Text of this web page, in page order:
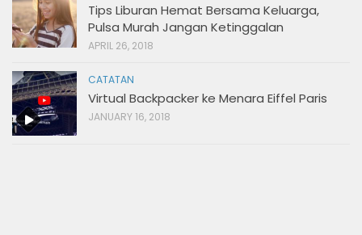
Tips Liburan Hemat Bersama Keluarga,
Pulsa Murah Jangan Ketinggalan
APRIL 26, 2018
CATATAN
Virtual Backpacker ke Menara Eiffel Paris
JANUARY 16, 2018